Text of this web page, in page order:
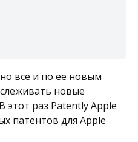
все и по ее новым
новые
этот раз Patently Apple
патентов для Apple